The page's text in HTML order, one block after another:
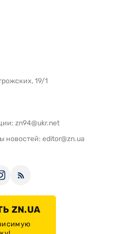
19/1
zn94@ukr.net
новостей: editor@zn.ua
ZN.UA